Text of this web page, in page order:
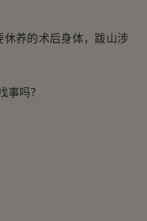
养的术后身体，跋山涉
吗？